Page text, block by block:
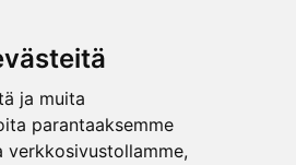
ja muita
parantaaksemme
verkkosivustollamme,